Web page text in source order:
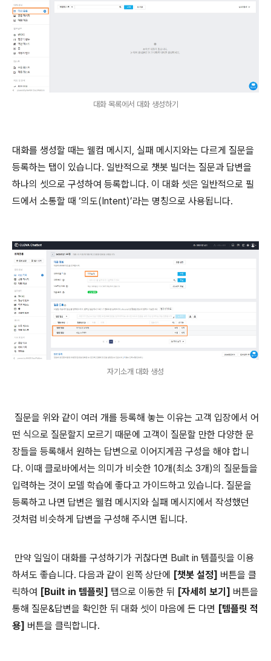
대화 목록에서 대화 생성하기
대화를 생성할 때는 웰컴 메시지, 실패 메시지와는 다르게 질문을
등록하는 탭이 있습니다. 일반적으로 챗봇 빌더는 질문과 답변을
하나의 셋으로 구성하여 등록합니다. 이 대화 셋은 일반적으로 필
드에서 소통할 때 ‘의도(Intent)’라는 명칭으로 사용됩니다.
자기소개 대화 생성
질문을 위와 같이 여러 개를 등록해 놓는 이유는 고객 입장에서 어
떤 식으로 질문할지 모르기 때문에 고객이 질문할 만한 다양한 문
장들을 등록해서 원하는 답변으로 이어지게끔 구성을 해야 합니
다. 이때 클로바에서는 의미가 비슷한 10개(최소 3개)의 질문들을
입력하는 것이 모델 학습에 좋다고 가이드하고 있습니다. 질문을
등록하고 나면 답변은 웰컴 메시지와 실패 메시지에서 작성했던
것처럼 비슷하게 답변을 구성해 주시면 됩니다.
만약 일일이 대화를 구성하기가 귀찮다면 Built in 템플릿을 이용
하셔도 좋습니다. 다음과 같이 왼쪽 상단에
[챗봇 설정] 버튼을 클
릭하여 [Built in 템플릿] 탭으로 이동한 뒤 [자세히 보기] 버튼을
통해 질문&답변을 확인한 뒤 대화 셋이 마음에 든 다면 [템플릿 적
용] 버튼을 클릭합니다.